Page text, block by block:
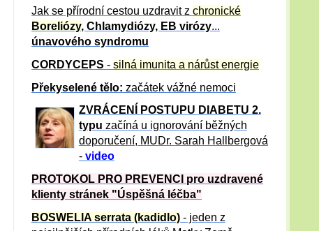
Jak se přírodní cestou uzdravit z chronické
Boreliózy, Chlamydiózy, EB virózy...
únavového syndromu
CORDYCEPS - silná imunita a nárůst energie
Překyselené tělo: začátek vážné nemoci
ZVRÁCE NÍ POSTUPU DIABETU 2.
typu začíná u ignorování běžných
doporučení, MUDr. Sarah Hallbergová
- video
PROTOKOL PRO PREVENCI pro uzdravené
klienty stránek "Úspěšná léčba"
BOSWELIA serrata (kadidlo) - jeden z